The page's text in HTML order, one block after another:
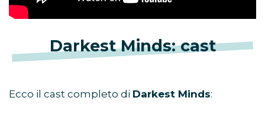
Darkest Minds: cast
Ecco il cast completo di Darkest Minds: